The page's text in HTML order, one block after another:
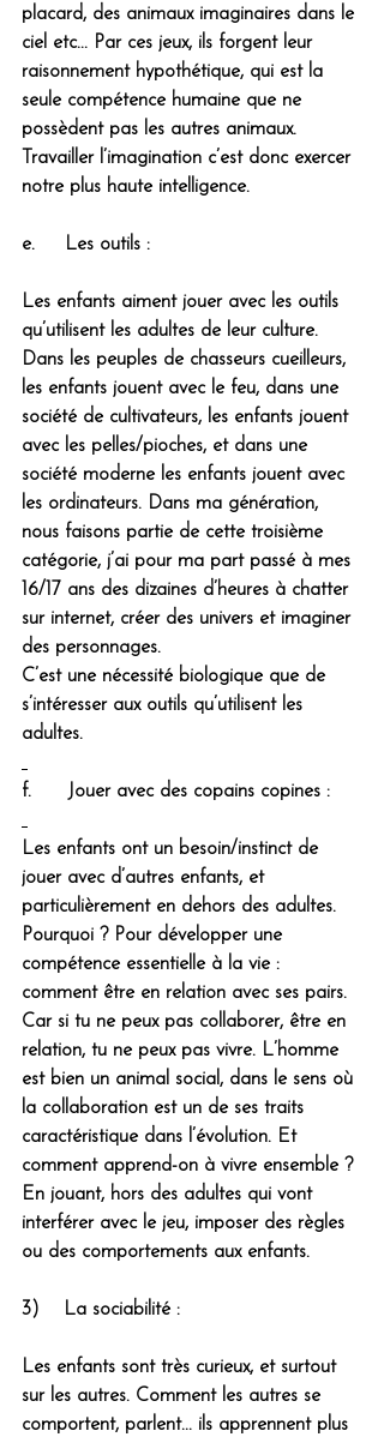
placard, des animaux imaginaires dans le
ciel etc... Par ces jeux, ils forgent leur
raisonnement hypothétique, qui est la
seule compétence humaine que ne
possèdent pas les autres animaux.
Travailler l’imagination c’est donc exercer
notre plus haute intelligence.
e.     Les outils :
Les enfants aiment jouer avec les outils
qu’utilisent les adultes de leur culture.
Dans les peuples de chasseurs cueilleurs,
les enfants jouent avec le feu, dans une
société de cultivateurs, les enfants jouent
avec les pelles/pioches, et dans une
société moderne les enfants jouent avec
les ordinateurs. Dans ma génération,
nous faisons partie de cette troisième
catégorie, j’ai pour ma part passé à mes
16/17 ans des dizaines d’heures à chatter
sur internet, créer des univers et imaginer
des personnages.
C’est une nécessité biologique que de
s’intéresser aux outils qu’utilisent les
adultes.
f.      Jouer avec des copains copines :
Les enfants ont un besoin/instinct de
jouer avec d’autres enfants, et
particulièrement en dehors des adultes.
Pourquoi ? Pour développer une
compétence essentielle à la vie :
comment être en relation avec ses pairs.
Car si tu ne peux pas collaborer, être en
relation, tu ne peux pas vivre. L’homme
est bien un animal social, dans le sens où
la collaboration est un de ses traits
caractéristique dans l’évolution. Et
comment apprend-on à vivre ensemble ?
En jouant, hors des adultes qui vont
interférer avec le jeu, imposer des règles
ou des comportements aux enfants.
3)    La sociabilité :
Les enfants sont très curieux, et surtout
sur les autres. Comment les autres se
comportent, parlent... ils apprennent plus